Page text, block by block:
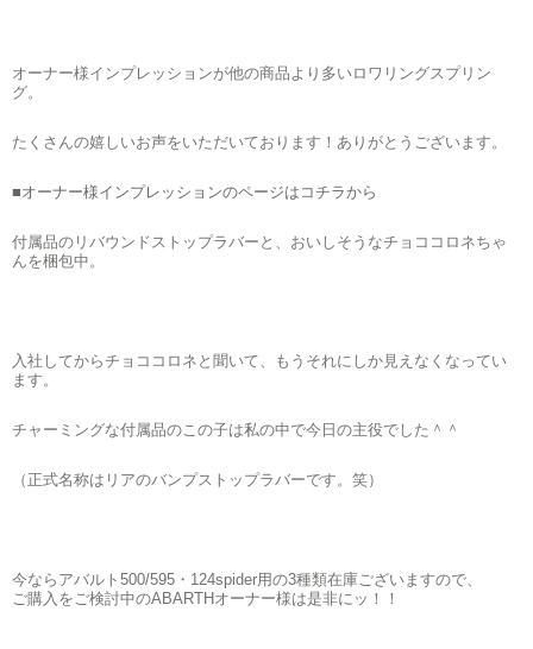
オーナー様インプレッションが他の商品より多いロワリングスプリン
グ。
たくさんの嬉しいお声をいただいております！ありがとうございます。
■オーナー様インプレッションのページはコチラから
付属品のリバウンドストップラバーと、おいしそうなチョココロネちゃ
んを梱包中。
入社してからチョココロネと聞いて、もうそれにしか見えなくなってい
ます。
チャーミングな付属品のこの子は私の中で今日の主役でした＾＾
（正式名称はリアのバンプストップラバーです。笑）
今ならアバルト500/595・124spider用の3種類在庫ございますので、
ご購入をご検討中のABARTHオーナー様は是非にッ！！